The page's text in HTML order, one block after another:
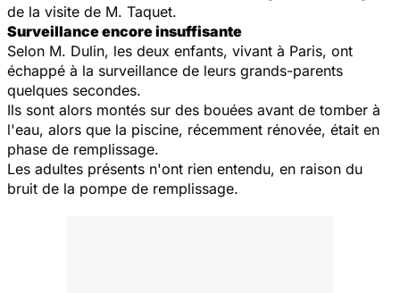
de la visite de M. Taquet.
Surveillance encore insuffisante
Selon M. Dulin, les deux enfants, vivant à Paris, ont
échappé à la surveillance de leurs grands-parents
quelques secondes.
Ils sont alors montés sur des bouées avant de tomber à
l'eau, alors que la piscine, récemment rénovée, était en
phase de remplissage.
Les adultes présents n'ont rien entendu, en raison du
bruit de la pompe de remplissage.